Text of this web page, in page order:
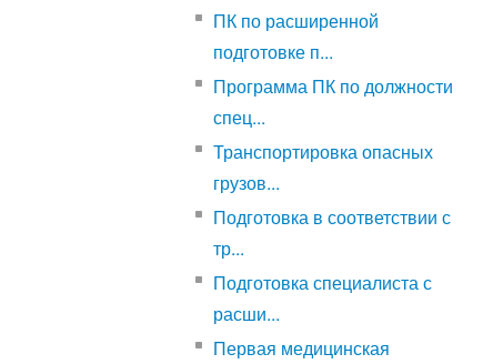
ПК по расширенной
подготовке п...
Программа ПК по должности
спец...
Транспортировка опасных
грузов...
Подготовка в соответствии с
тр...
Подготовка специалиста с
расши...
Первая медицинская